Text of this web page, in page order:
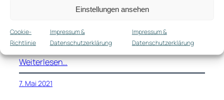
Einstellungen ansehen
Cookie-
Richtlinie
Impressum &
Datenschutzerklärung
Impressum &
Datenschutzerklärung
soweit gehen zu sagen, dass es einen allegorischen
Benz als Arbeitgeber, Stuttgart und Schwaben. Die
Gründe
Weiterlesen…
7. Mai 2021